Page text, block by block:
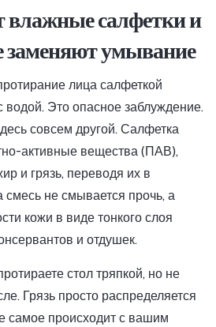
влажные салфетки и
заменяют умывание
лица салфеткой
Это опасное заблуждение.
совсем другой. Салфетка
активные вещества (ПАВ),
и грязь, переводя их в
смесь не смывается прочь, а
кожи в виде тонкого слоя
и отдушек.
стол тряпкой, но не
Грязь просто распределяется
самое происходит с вашим